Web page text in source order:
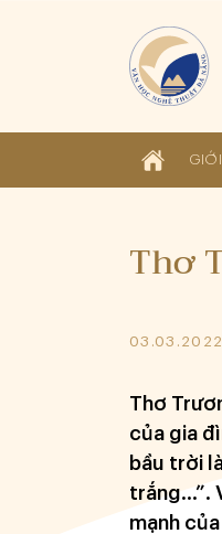
Thơ
03.03.2022
Thơ
của gia
bầu trời
trắng…”.
mạnh